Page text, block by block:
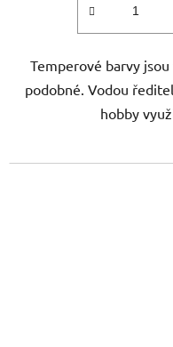
Temperové barvy
podobné. Vodou
hobby